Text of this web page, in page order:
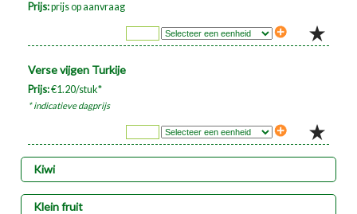
Prijs:prijs op aanvraag
Verse vijgen Turkije
Prijs:€1.20/stuk*
* indicatieve dagprijs
Kiwi
Klein fruit